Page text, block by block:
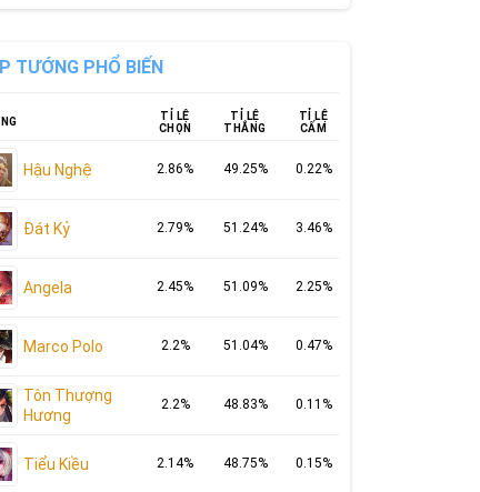
TƯỚNG PHỔ BIẾN
TỈ LỆ
CHỌN
TỈ LỆ
THẮNG
TỈ LỆ
CẤM
Hậu Nghệ 2.86% 49.25% 0.22%
Đát Kỷ 2.79% 51.24% 3.46%
Angela 2.45% 51.09% 2.25%
Marco Polo 2.2% 51.04% 0.47%
Tôn Thượng
Hương
2.2% 48.83% 0.11%
Tiểu Kiều 2.14% 48.75% 0.15%